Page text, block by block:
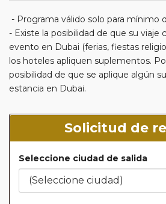
- Programa válido solo para mínimo
- Existe la posibilidad de que su viaje
evento en Dubai (ferias, fiestas
los hoteles apliquen suplementos.
posibilidad de que se aplique algún
estancia en Dubai.
Solicitud de
Seleccione ciudad de salida